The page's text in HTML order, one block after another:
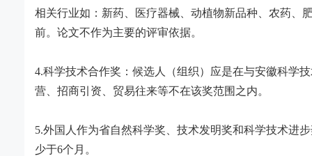
相关行业如：新药、医疗器械、动植物新品种、农药、
前。论文不作为主要的评审依据。
4.科学技术合作奖：候选人（组织）应是在与安徽科学
营、招商引资、贸易往来等不在该奖范围之内。
5.外国人作为省自然科学奖、技术发明奖和科学技术进
少于6个月。